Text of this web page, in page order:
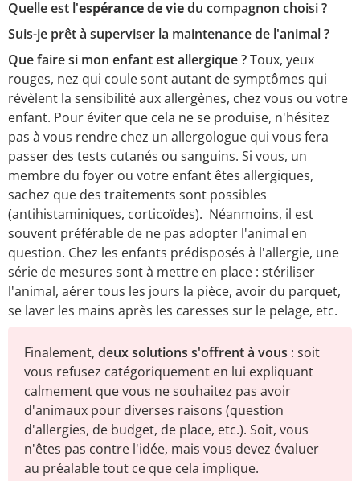
Quelle est l'espérance de viedu compagnon choisi ?
Suis-je prêt à superviser la maintenance de l'animal ?
Que faire si mon enfant est allergique ?Toux, yeux
rouges, nez qui coule sont autant de symptômes qui
révèlent la sensibilité aux allergènes, chez vous ou votre
enfant. Pour éviter que cela ne se produise, n'hésitez
pas à vous rendre chez un allergologue qui vous fera
passer des tests cutanés ou sanguins. Si vous, un
membre du foyer ou votre enfant êtes allergiques,
sachez que des traitements sont possibles
(antihistaminiques, corticoïdes). Néanmoins, il est
souvent préférable de ne pas adopter l'animal en
question. Chez les enfants prédisposés à l'allergie, une
série de mesures sont à mettre en place : stériliser
l'animal, aérer tous les jours la pièce, avoir du parquet,
se laver les mains après les caresses sur le pelage, etc.
Finalement, deux solutions s'offrent à vous : soit
vous refusez catégoriquement en lui expliquant
calmement que vous ne souhaitez pas avoir
d'animaux pour diverses raisons (question
d'allergies, de budget, de place, etc.). Soit, vous
n'êtes pas contre l'idée, mais vous devez évaluer
au préalable tout ce que cela implique.